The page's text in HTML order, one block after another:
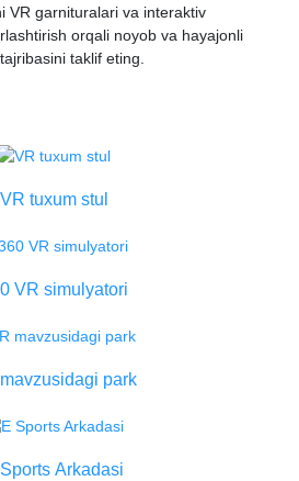
VR garnituralari va interaktiv
orqali noyob va hayajonli
taklif eting.
VR tuxum stul
VR simulyatori
park
Arkadasi